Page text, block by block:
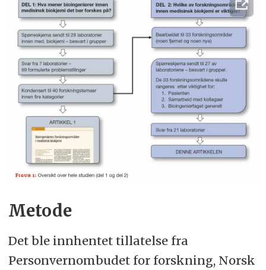
medisinsk biokjemi.
Ledende bioingeniører ved 28
avdelinger for medisinsk biokjemi
ble bedt om å innkalle til
gruppemøte hvor de skulle utarbeide
tre lister med viktige
forskningsområder som de mener
det bør forskes på.
bioingeniør erfarer du i kontakten
med pasienter?
Metode
Det ble innhentet tillatelse fra
Personvernombudet for forskning, Norsk